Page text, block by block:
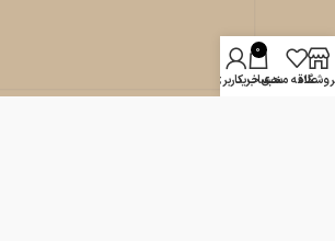
علاقه مندی
0
سبد خرید
حساب کاربری من